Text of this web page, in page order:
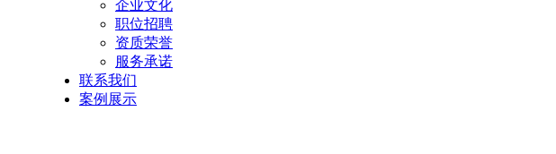
企业文化
职位招聘
资质荣誉
服务承诺
联系我们
案例展示